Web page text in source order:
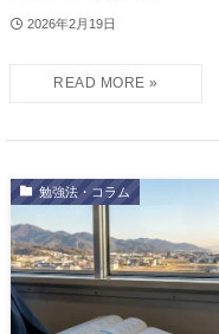
2026年2月19日
勉強法・コラム